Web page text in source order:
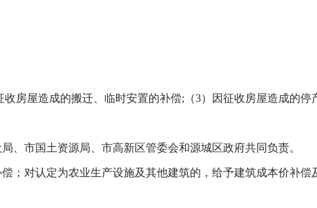
屋造成的搬迁、临时安置的补偿;（3）因征收房屋造成的停
市国土资源局、市高新区管委会和源城区政府共同负责。
对认定为农业生产设施及其他建筑的，给予建筑成本价补偿